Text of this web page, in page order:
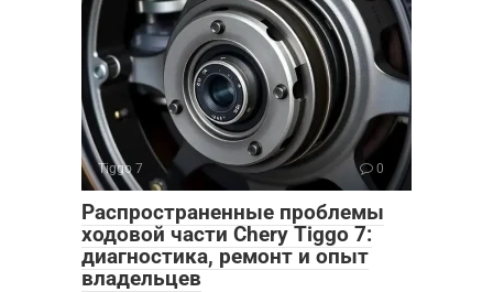
Tiggo 7 0
Распространенные проблемы
ходовой части Chery Tiggo 7:
диагностика, ремонт и опыт
владельцев